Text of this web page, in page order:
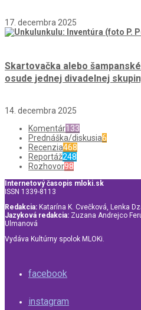
17. decembra 2025
Skartovačka alebo
osude jednej divadelnej
14. decembra 2025
Komentár133
Prednáška/diskusia6
Recenzia468
Reportáž248
Rozhovor98
Internetový časopis mloki.sk
ISSN 1339-8113
Redakcia: Katarína K. Cvečková, Lenka
Jazyková redakcia: Zuzana Andrejco
Ulmanová
Vydáva Kultúrny spolok MLOKi.
facebook
instagram